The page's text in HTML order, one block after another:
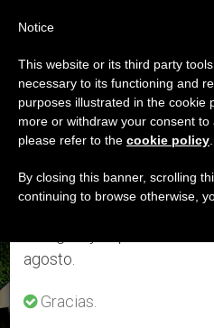
ETIQUETA
Posts
Familia
ÚLTIMAS NOTICIAS
Aviso importante
Del 27 de julio al 7 de
anual, aprovechando que
se generan menos
agosto.
Gracias.
Notice
This website or its third party
necessary to its functioning and
purposes illustrated in the cookie
more or withdraw your consent to
please refer to the cookie policy
By closing this banner, scrolling
continuing to browse otherwise,